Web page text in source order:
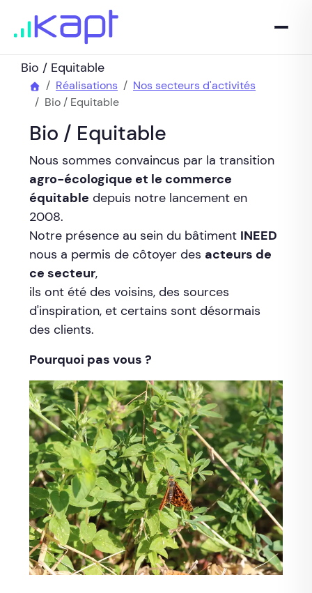
Bio / Equitable
Réalisations
Nos secteurs d'activités
Bio / Equitable
Bio / Equitable
Nous sommes convaincus par la transition
agro-écologique et le commerce
équitable depuis notre lancement en
2008.
Notre présence au sein du bâtiment INEED
nous a permis de côtoyer des acteurs de
ce secteur,
ils ont été des voisins, des sources
d'inspiration, et certains sont désormais
des clients.
Pourquoi pas vous ?